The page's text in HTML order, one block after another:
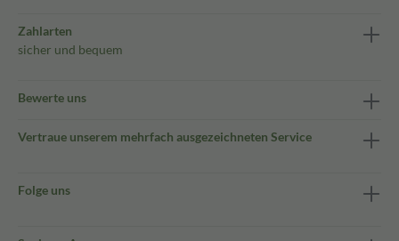
Zahlarten
sicher und bequem
Bewerte uns
Vertraue unserem mehrfach ausgezeichneten Service
Folge uns